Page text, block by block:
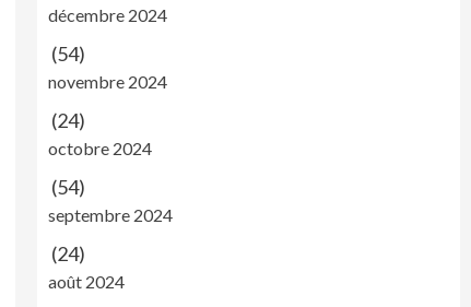
décembre 2024
(54)
novembre 2024
(24)
octobre 2024
(54)
septembre 2024
(24)
août 2024